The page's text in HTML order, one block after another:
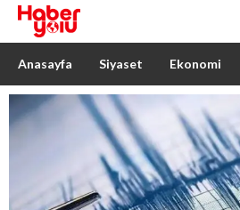
Anasayfa Siyaset Ekonomi